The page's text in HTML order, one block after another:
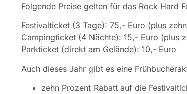
Folgende Preise gelten für das Rock Hard
Festivalticket (3 Tage): 75,- Euro (plus
Campingticket (4 Nächte): 15,- Euro (plus
Parkticket (direkt am Gelände): 10,- Euro
Auch dieses Jahr gibt es eine
zehn Prozent Rabatt auf die